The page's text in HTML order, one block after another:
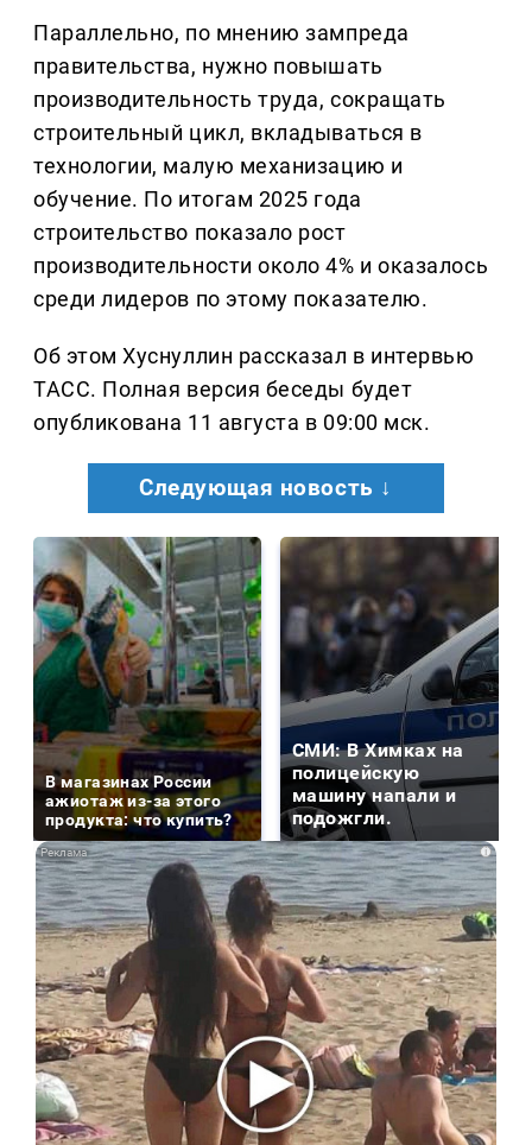
Параллельно, по мнению зампреда
правительства, нужно повышать
производительность труда, сокращать
строительный цикл, вкладываться в
технологии, малую механизацию и
обучение. По итогам 2025 года
строительство показало рост
производительности около 4% и оказалось
среди лидеров по этому показателю.
Об этом Хуснуллин рассказал в интервью
ТАСС. Полная версия беседы будет
опубликована 11 августа в 09:00 мск.
Следующая новость ↓
В магазинах России
ажиотаж из-за этого
продукта: что купить?
СМИ: В Химках на
полицейскую
машину напали и
подожгли.
i